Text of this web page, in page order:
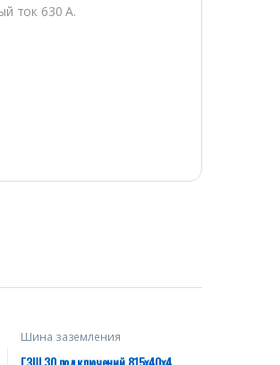
ток 630 А.
Шина заземления